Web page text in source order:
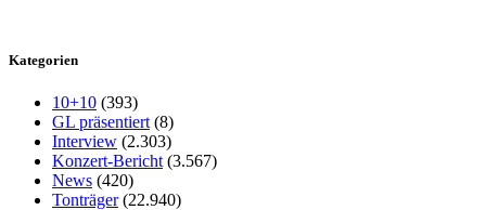
Kategorien
10+10 (393)
GL präsentiert (8)
Interview (2.303)
Konzert-Bericht (3.567)
News (420)
Tonträger(22.940)